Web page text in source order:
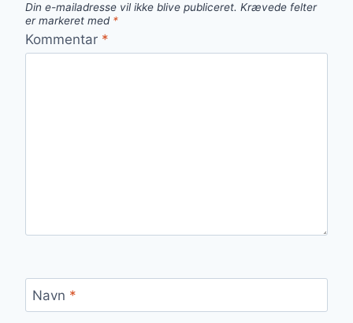
Din e-mailadresse vil ikke blive publiceret. Krævede felter
er markeret med *
Kommentar *
Navn *